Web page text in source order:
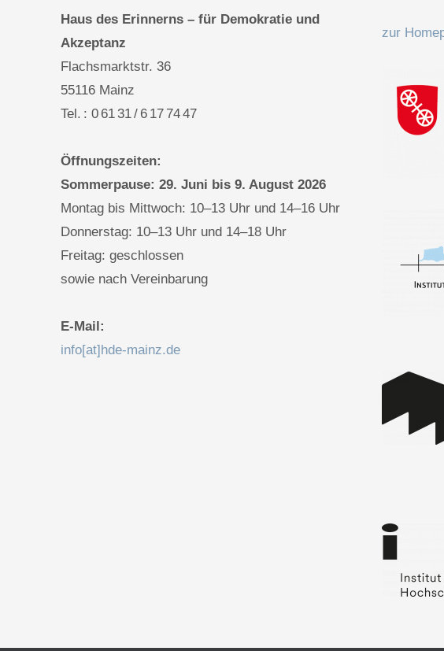
Haus des Erinnerns – für Demokratie und
Akzeptanz
Flachsmarktstr. 36
55116 Mainz
Tel. : 0 61 31 / 6 17 74 47
Öffnungszeiten:
Sommerpause: 29. Juni bis 9. August 2026
Montag bis Mittwoch: 10–13 Uhr und 14–16 Uhr
Donnerstag: 10–13 Uhr und 14–18 Uhr
Freitag: geschlossen
sowie nach Vereinbarung
E-Mail:
info[at]hde-mainz.de
zur